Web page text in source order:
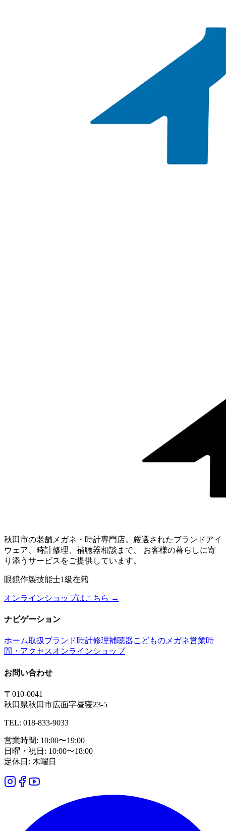
秋田市の老舗メガネ・時計専門店。厳選されたブランドアイ
ウェア、時計修理、補聴器相談まで、 お客様の暮らしに寄
り添うサービスをご提供しています。
眼鏡作製技能士1級在籍
オンラインショップはこちら →
ナビゲーション
ホーム取扱ブランド時計修理補聴器こどものメガネ営業時
間・アクセスオンラインショップ
お問い合わせ
〒010-0041
秋田県秋田市広面字昼寝23-5
TEL: 018-833-9033
営業時間: 10:00〜19:00
日曜・祝日: 10:00〜18:00
定休日: 木曜日